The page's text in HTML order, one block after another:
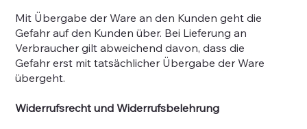
Mit Übergabe der Ware an den Kunden geht die
Gefahr auf den Kunden über. Bei Lieferung an
Verbraucher gilt abweichend davon, dass die
Gefahr erst mit tatsächlicher Übergabe der Ware
übergeht.
Widerrufsrecht und Widerrufsbelehrung